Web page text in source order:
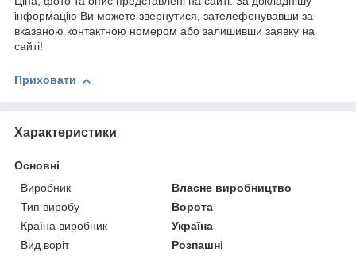
інформацію Ви можете звернутися, зателефонувавши за
вказаною контактною номером або залишивши заявку на
сайті!
Приховати
Характеристики
Основні
Виробник
Власне виробництво
Тип виробу
Ворота
Країна виробник
Україна
Вид воріт
Розпашні